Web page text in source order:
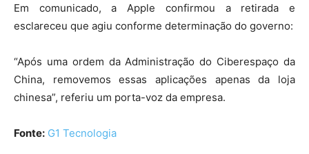
Em comunicado, a Apple confirmou a retirada e
esclareceu que agiu conforme determinação do governo:
“Após uma ordem da Administração do Ciberespaço da
China, removemos essas aplicações apenas da loja
chinesa”, referiu um porta-voz da empresa.
Fonte: G1 Tecnologia